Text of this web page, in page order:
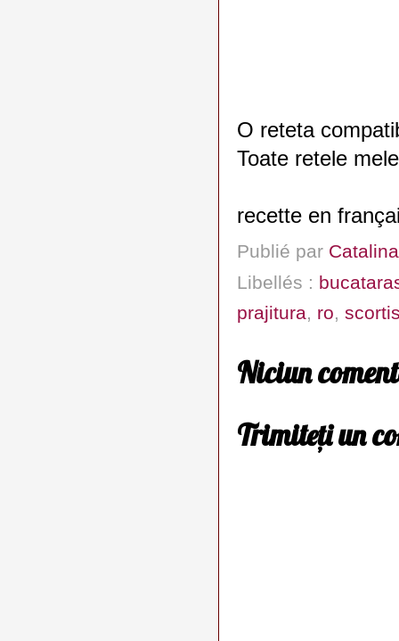
O reteta
Toate retele
recette en
Publié par Catalina
Libellés :
prajitura, ro,
Niciun
Trimiteți un